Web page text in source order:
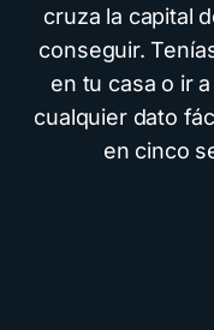
cruza la capital
conseguir.
en tu casa o ir
cualquier dato
en cinco